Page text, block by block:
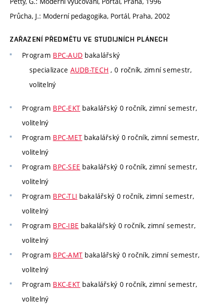
Průcha, J.: Moderní pedagogika, Portál, Praha, 2002
ZAŘAZENÍ PŘEDMĚTU VE STUDIJNÍCH PLÁNECH
Program BPC-AUD bakalářský
specializace AUDB-TECH , 0 ročník, zimní semestr,
volitelný
Program BPC-EKT bakalářský 0 ročník, zimní semestr,
volitelný
Program BPC-MET bakalářský 0 ročník, zimní semestr,
volitelný
Program BPC-SEE bakalářský 0 ročník, zimní semestr,
volitelný
Program BPC-TLI bakalářský 0 ročník, zimní semestr,
volitelný
Program BPC-IBE bakalářský 0 ročník, zimní semestr,
volitelný
Program BPC-AMT bakalářský 0 ročník, zimní semestr,
volitelný
Program BKC-EKT bakalářský 0 ročník, zimní semestr,
volitelný